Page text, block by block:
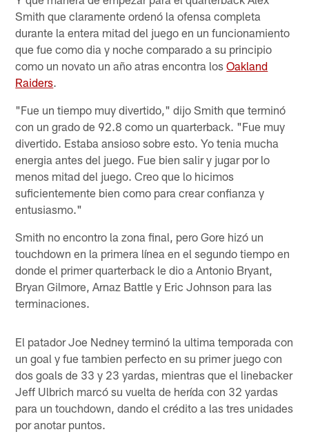
Smith que claramente ordenó la ofensa completa
durante la entera mitad del juego en un funcionamiento
que fue como dia y noche comparado a su principio
como un novato un año atras encontra losOakland
Raiders.
"Fue un tiempo muy divertido," dijo Smith que terminó
con un grado de 92.8 como un quarterback. "Fue muy
divertido. Estaba ansioso sobre esto. Yo tenia mucha
energia antes del juego. Fue bien salir y jugar por lo
menos mitad del juego. Creo que lo hicimos
suficientemente bien como para crear confianza y
entusiasmo."
Smith no encontro la zona final, pero Gore hizó un
touchdown en la primera línea en el segundo tiempo en
donde el primer quarterback le dio a Antonio Bryant,
Bryan Gilmore, Arnaz Battle y Eric Johnson para las
terminaciones.
El patador Joe Nedney terminó la ultima temporada con
un goal y fue tambien perfecto en su primer juego con
dos goals de 33 y 23 yardas, mientras que el linebacker
Jeff Ulbrich marcó su vuelta de herída con 32 yardas
para un touchdown, dando el crédito a las tres unidades
por anotar puntos.